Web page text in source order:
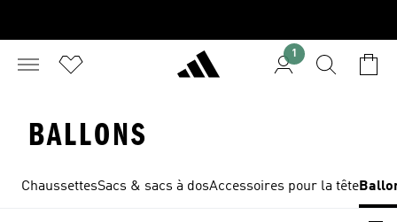
1
BALLONS
ChaussettesSacs & sacs à dosAccessoires pour la tête